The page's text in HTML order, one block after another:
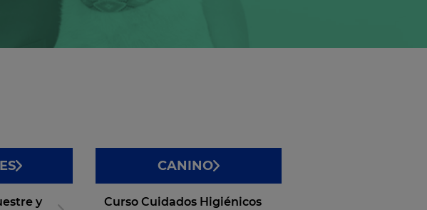
y
CANINO
Curso Cuidados Higiénicos